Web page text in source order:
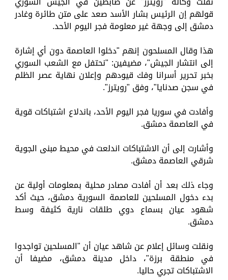
قولهم إن الرئيس بشار الأسد صعد على متن طائرة وغادر
دمشق إلى وجهة غير معلومة فجر اليوم الأحد.
هذا وقال المسلحون إنهم "دخلوا العاصمة دون أي إشارة
إلى انتشار الجيش"، مضيفين: "نحتفل مع الشعب السوري
بخبر تحرير أسرانا وفك قيودهم وإعلان نهاية عصر الظلم
في سجن صدنايا"، وفق "رويترز".
وأفادت في سوريا فجر اليوم الأحد، باندلاع اشتباكات قوية
في العاصمة دمشق.
وأشارت إلى أن الاشتباكات اندلعت في محيط مبنى الجوية
شرقي العاصمة دمشق.
وجاء ذلك بعد أن أفادت مصادر محلية بمعلومات أولية عن
بدء دخول المسلحين للعاصمة السورية دمشق، حيث أكد
شهود عيان بسماع دوي طلقات نارية كثيفة وسط
دمشق.
ونقلت وسائل إعلام عن شاهد عيان أن "المسلحين تواجدوا
في منطقة برزة"، داخل مدينة دمشق، مضيفا أن
الاشتباكات تجري حاليا.